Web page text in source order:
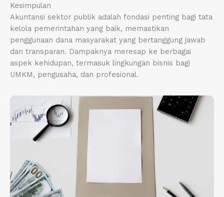
Kesimpulan
Akuntansi sektor publik adalah fondasi penting bagi tata
kelola pemerintahan yang baik, memastikan
penggunaan dana masyarakat yang bertanggung jawab
dan transparan. Dampaknya meresap ke berbagai
aspek kehidupan, termasuk lingkungan bisnis bagi
UMKM, pengusaha, dan profesional.